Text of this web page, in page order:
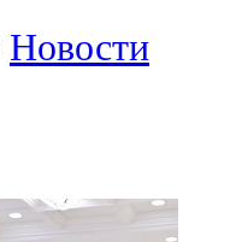
Новости